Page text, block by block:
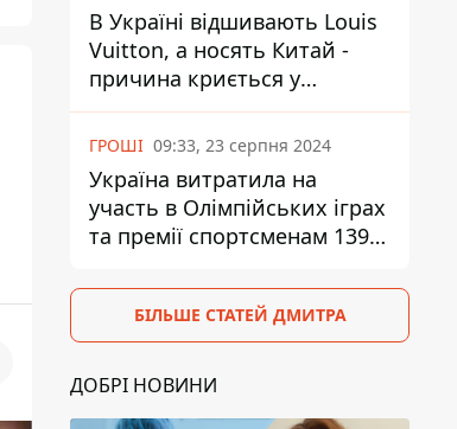
В Україні відшивають Louis
Vuitton, а носять Китай -
причина криється у
податках
ГРОШІ 09:33, 23 серпня 2024
Україна витратила на
участь в Олімпійських іграх
та премії спортсменам 139,6
БІЛЬШЕ СТАТЕЙ ДМИТРА
ДОБРІ НОВИНИ